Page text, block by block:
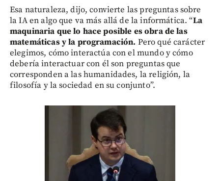
Esa naturaleza, dijo, convierte las preguntas sobre
la IA en algo que va más allá de la informática. “La
maquinaria que lo hace posible es obra de las
matemáticas y la programación. Pero qué carácter
elegimos, cómo interactúa con el mundo y cómo
debería interactuar con él son preguntas que
corresponden a las humanidades, la religión, la
filosofía y la sociedad en su conjunto”.